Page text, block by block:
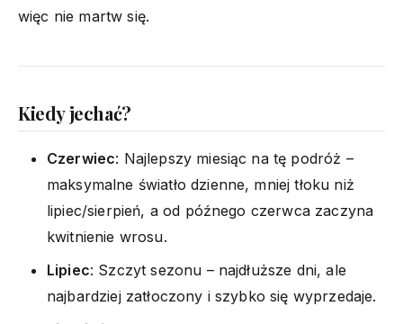
więc nie martw się.
Kiedy jechać?
Czerwiec: Najlepszy miesiąc na tę podróż –
maksymalne światło dzienne, mniej tłoku niż
lipiec/sierpień, a od późnego czerwca zaczyna
kwitnienie wrosu.
Lipiec: Szczyt sezonu – najdłuższe dni, ale
najbardziej zatłoczony i szybko się wyprzedaje.